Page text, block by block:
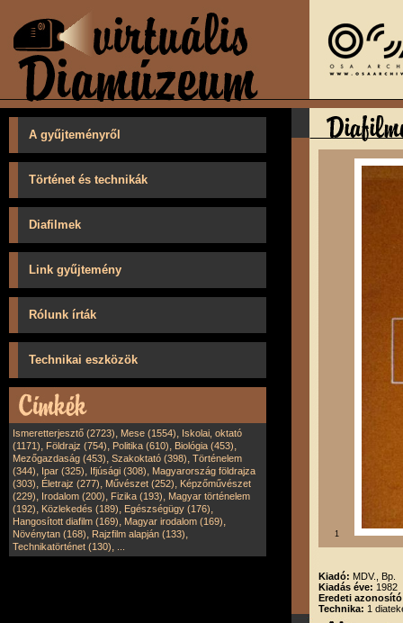
A gyűjteményről
Történet és technikák
Diafilmek
Link gyűjtemény
Rólunk írták
Technikai eszközök
Ismeretterjesztő (2723), Mese (1554), Iskolai, oktató
(1171), Földrajz (754), Politika (610), Biológia (453),
Mezőgazdaság (453), Szakoktató (398), Történelem
(344), Ipar (325), Ifjúsági (308), Magyarország földrajza
(303), Életrajz (277), Művészet (252), Képzőművészet
(229), Irodalom (200), Fizika (193), Magyar történelem
(192), Közlekedés (189), Egészségügy (176),
Hangosított diafilm (169), Magyar irodalom (169),
Növénytan (168), Rajzfilm alapján (133),
Technikatörténet (130),
1
Kiadó: MDV., Bp.
Kiadás éve: 1982
Eredeti
Technika: 1